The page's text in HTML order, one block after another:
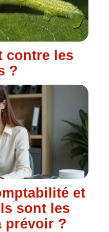
contre les
?
et
sont les
prévoir ?